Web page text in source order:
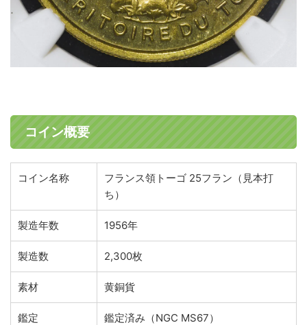
コイン概要
コイン名称
フランス領トーゴ 25フラン（見本打
ち）
製造年数 1956年
製造数 2,300枚
素材 黄銅貨
鑑定 鑑定済み（NGC MS67）